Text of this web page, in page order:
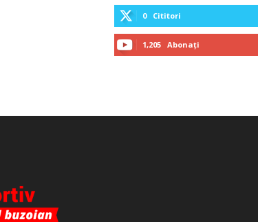
0 Cititori
1,205 Abonați